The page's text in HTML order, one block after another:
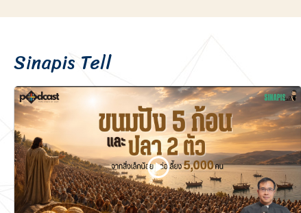
Sinapis Tell